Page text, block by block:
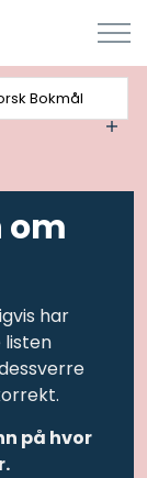
om
har
listen
på hvor
Bokmål